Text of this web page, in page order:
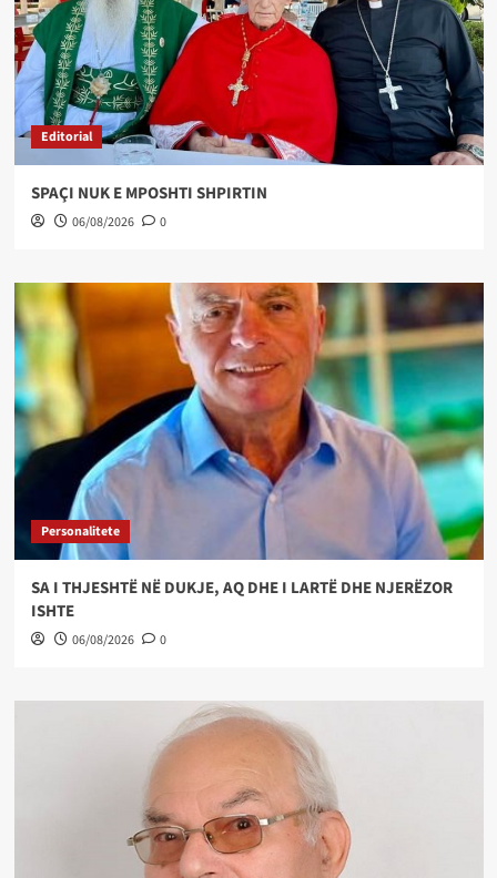
Editorial
SPAÇI NUK E MPOSHTI SHPIRTIN
06/08/2026 0
Personalitete
SA I THJESHTË NË DUKJE, AQ DHE I LARTË DHE NJERËZOR
ISHTE
06/08/2026 0